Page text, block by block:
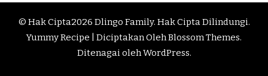
© Hak Cipta2026 Dlingo Family. Hak Cipta Dilindungi.
Yummy Recipe | Diciptakan OlehBlossom Themes.
Ditenagai olehWordPress.